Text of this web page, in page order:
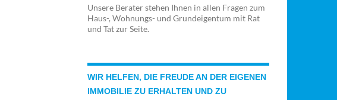
Unsere Berater stehen Ihnen in allen Fragen zum
Haus-, Wohnungs- und Grundeigentum mit Rat
und Tat zur Seite.
WIR HELFEN, DIE FREUDE AN DER EIGENEN
IMMOBILIE ZU ERHALTEN UND ZU